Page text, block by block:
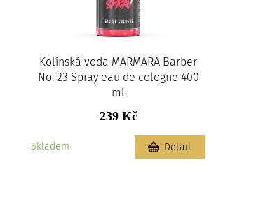
Kolínská voda MARMARA Barber
No. 23 Spray eau de cologne 400
ml
239 Kč
Skladem Detail